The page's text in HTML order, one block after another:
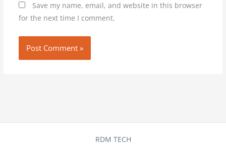
Save my name, email, and website in this browser
for the next time I comment.
RDM TECH